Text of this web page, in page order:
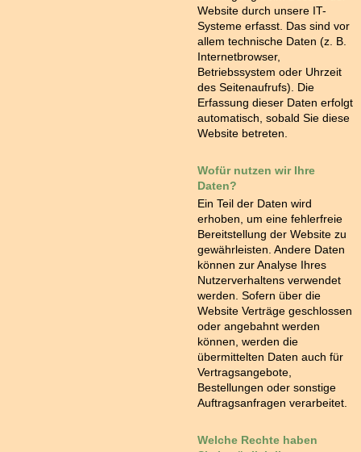
Website durch unsere IT-
Systeme erfasst. Das sind vor
allem technische Daten (z. B.
Internetbrowser,
Betriebssystem oder Uhrzeit
des Seitenaufrufs). Die
Erfassung dieser Daten erfolgt
automatisch, sobald Sie diese
Website betreten.
Wofür nutzen wir Ihre
Daten?
Ein Teil der Daten wird
erhoben, um eine fehlerfreie
Bereitstellung der Website zu
gewährleisten. Andere Daten
können zur Analyse Ihres
Nutzerverhaltens verwendet
werden. Sofern über die
Website Verträge geschlossen
oder angebahnt werden
können, werden die
übermittelten Daten auch für
Vertragsangebote,
Bestellungen oder sonstige
Auftragsanfragen verarbeitet.
Welche Rechte haben